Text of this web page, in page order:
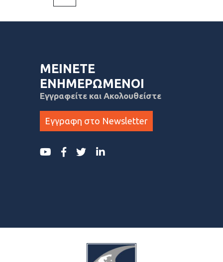
ΜΕΙΝΕΤΕ
ΕΝΗΜΕΡΩΜΕΝΟΙ
Εγγραφείτε και Ακολουθείστε
Εγγραφη στο Newsletter